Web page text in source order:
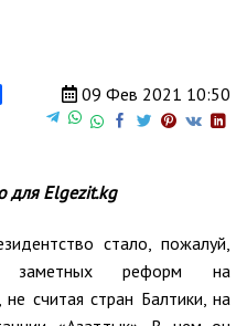
09 Фев 2021 10:50
для Elgezit.kg
стало, пожалуй,
заметных реформ на
считая стран Балтики, на